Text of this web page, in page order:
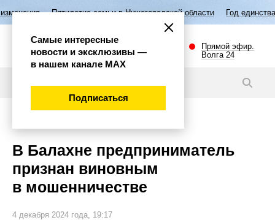
семьи в Нижегородской области Год единства народов России
Прямой эфир.
Волга 24
В Балахне предприниматель
признан виновным
в мошенничестве
4 декабря 2024 года, 19:17
Самые интересные
новости и эксклюзивы —
в нашем канале МАХ
Подписаться